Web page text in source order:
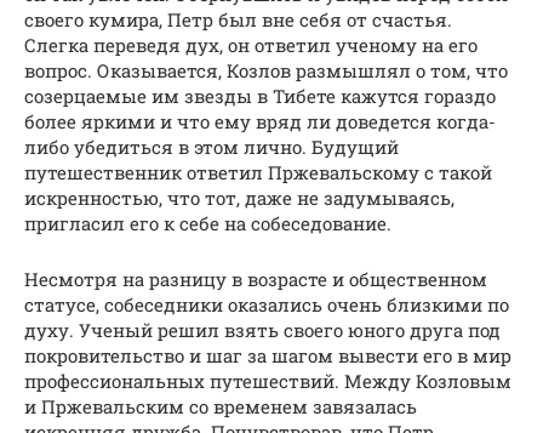
своего кумира, Петр был вне себя от счастья.
Слегка переведя дух, он ответил ученому на его
вопрос. Оказывается, Козлов размышлял о том, что
созерцаемые им звезды в Тибете кажутся гораздо
более яркими и что ему вряд ли доведется когда-
либо убедиться в этом лично. Будущий
путешественник ответил Пржевальскому с такой
искренностью, что тот, даже не задумываясь,
пригласил его к себе на собеседование.
Несмотря на разницу в возрасте и общественном
статусе, собеседники оказались очень близкими по
духу. Ученый решил взять своего юного друга под
покровительство и шаг за шагом вывести его в мир
профессиональных путешествий. Между Козловым
и Пржевальским со временем завязалась